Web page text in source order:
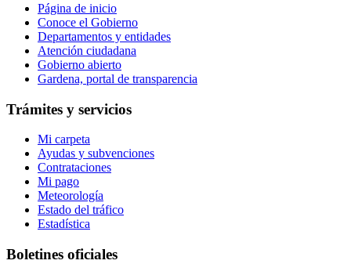
Página de inicio
Conoce el Gobierno
Departamentos y entidades
Atención ciudadana
Gobierno abierto
Gardena, portal de transparencia
Trámites y servicios
Mi carpeta
Ayudas y subvenciones
Contrataciones
Mi pago
Meteorología
Estado del tráfico
Estadística
Boletines oficiales